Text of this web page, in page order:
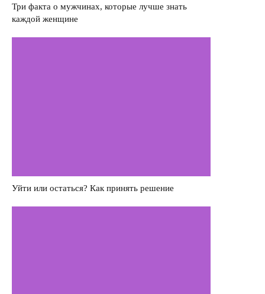
Три факта о мужчинах, которые лучше знать
каждой женщине
Уйти или остаться? Как принять решение
Насилие в семье